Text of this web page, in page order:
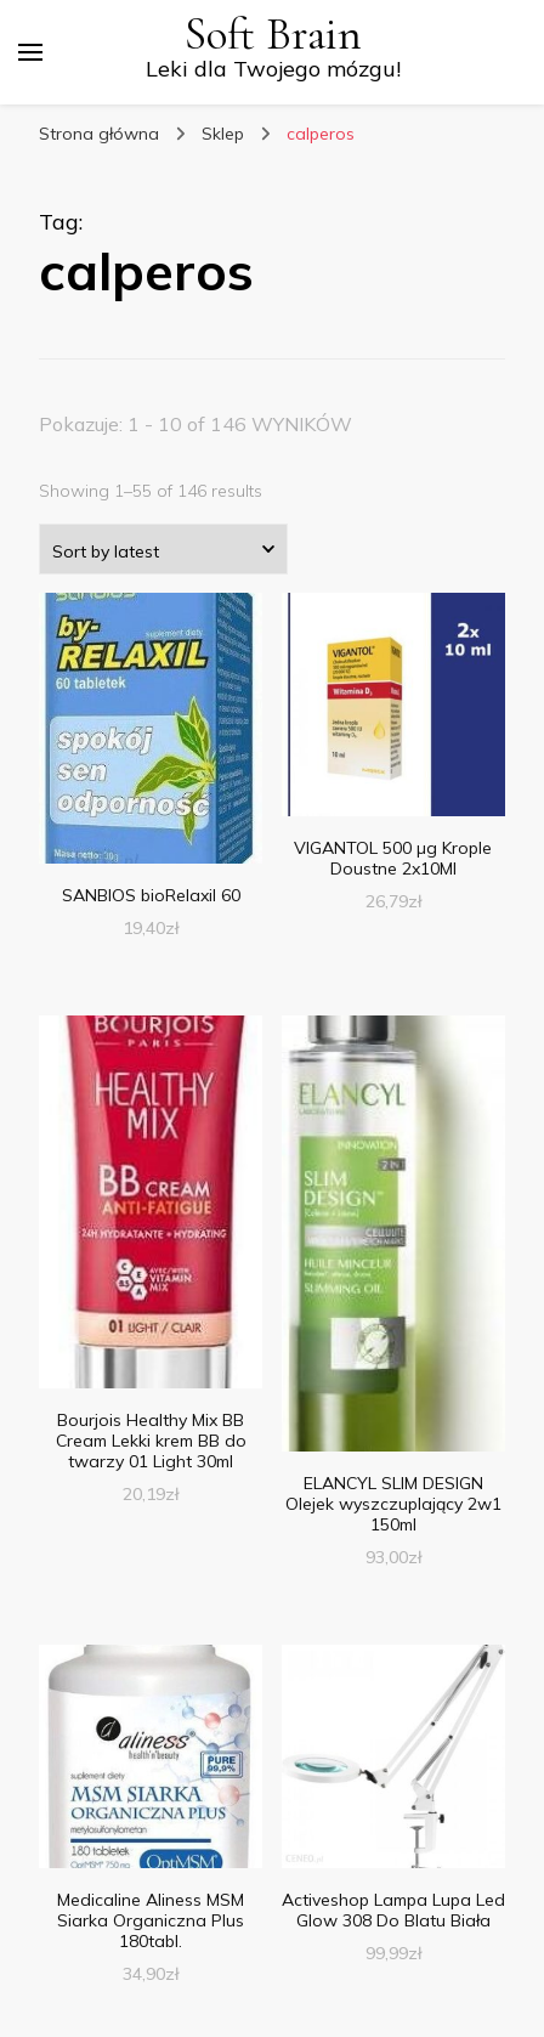
Soft Brain
Leki dla Twojego mózgu!
Strona główna Sklep calperos
Tag:
calperos
Pokazuje: 1 - 10 of 146 WYNIKÓW
Showing 1–55 of 146 results
SANBIOS bioRelaxil 60
19,40zł
VIGANTOL 500 µg Krople
Doustne 2x10Ml
26,79zł
Bourjois Healthy Mix BB
Cream Lekki krem BB do
twarzy 01 Light 30ml
20,19zł
ELANCYL SLIM DESIGN
Olejek wyszczuplający 2w1
150ml
93,00zł
Medicaline Aliness MSM
Siarka Organiczna Plus
180tabl.
34,90zł
Activeshop Lampa Lupa Led
Glow 308 Do Blatu Biała
99,99zł